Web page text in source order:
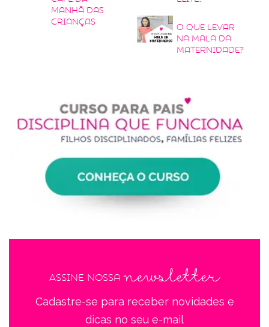
manhã das
crianças
O que levar
na mala da
maternidade?
Assine nossanewsletter
Cadastre-se para receber novidades e
dicas no seu e-mail